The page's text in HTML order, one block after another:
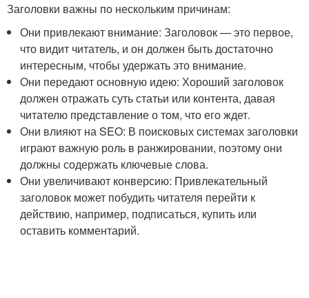
Заголовки важны по нескольким причинам:
Они привлекают внимание: Заголовок — это первое,
что видит читатель, и он должен быть достаточно
интересным, чтобы удержать это внимание.
Они передают основную идею: Хороший заголовок
должен отражать суть статьи или контента, давая
читателю представление о том, что его ждет.
Они влияют на SEO: В поисковых системах заголовки
играют важную роль в ранжировании, поэтому они
должны содержать ключевые слова.
Они увеличивают конверсию: Привлекательный
заголовок может побудить читателя перейти к
действию, например, подписаться, купить или
оставить комментарий.